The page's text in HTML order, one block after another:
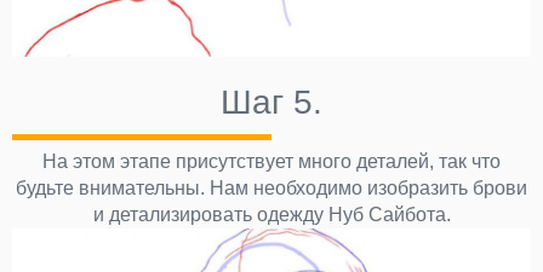
Шаг 5.
На этом этапе присутствует много деталей, так что
будьте внимательны. Нам необходимо изобразить брови
и детализировать одежду Нуб Сайбота.